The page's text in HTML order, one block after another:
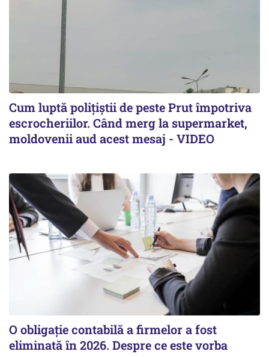
Cum luptă polițiștii de peste Prut împotriva
escrocheriilor. Când merg la supermarket,
moldovenii aud acest mesaj - VIDEO
O obligație contabilă a firmelor a fost
eliminată în 2026. Despre ce este vorba